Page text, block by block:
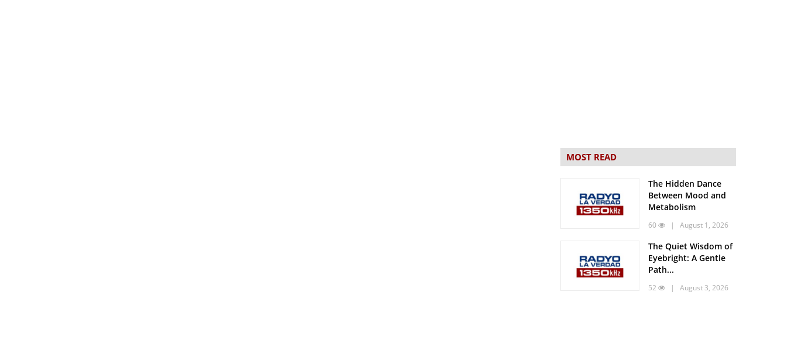
MOST READ
The Hidden Dance
Between Mood and
Metabolism
60 | August 1, 2026
The Quiet Wisdom of
Eyebright: A Gentle
Path...
52 | August 3, 2026